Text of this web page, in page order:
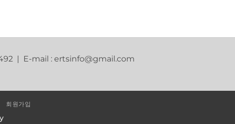
| E-mail : ertsinfo@gmail.com
회원가입